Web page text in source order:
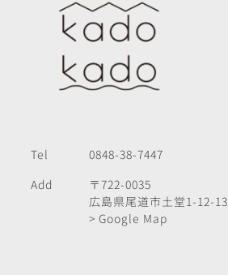
Tel
0848-38-7447
Add
〒722-0035
広島県尾道市土堂1-12-13
> Google Map